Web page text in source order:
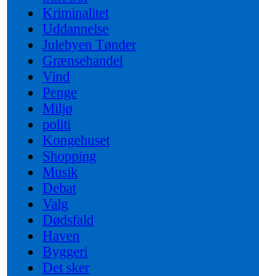
Kriminalitet
Uddannelse
Julebyen Tønder
Grænsehandel
Vind
Penge
Miljø
politi
Kongehuset
Shopping
Musik
Debat
Valg
Dødsfald
Haven
Byggeri
Det sker